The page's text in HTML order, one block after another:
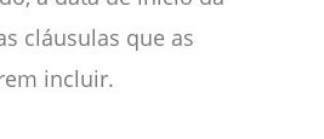
cláusulas que as
incluir.